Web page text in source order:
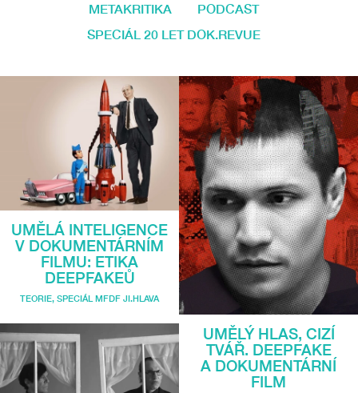
METAKRITIKA
PODCAST
SPECIÁL 20 LET DOK.REVUE
UMĚLÁ INTELIGENCE
V DOKUMENTÁRNÍM
FILMU: ETIKA
DEEPFAKEŮ
TEORIE, SPECIÁL MFDF JI.HLAVA
UMĚLÝ HLAS, CIZÍ
TVÁŘ. DEEPFAKE
A DOKUMENTÁRNÍ
FILM